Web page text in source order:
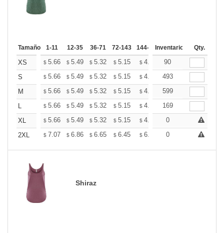
Tamaño 1-11 12-35 36-71 72-143 144-287 288 + Mas
Inventario Qty.
XS $ 5.66 $ 5.49 $ 5.32 $ 5.15 $ 4.99 $4.90
90
S
$ 5.66 $ 5.49 $ 5.32 $ 5.15 $ 4.99 $4.90
493
M
$ 5.66 $ 5.49 $ 5.32 $ 5.15 $ 4.99 $4.90
599
L
$ 5.66 $ 5.49 $ 5.32 $ 5.15 $ 4.99 $4.90
169
XL
$ 5.66 $ 5.49 $ 5.32 $ 5.15 $ 4.99 $ +
0
2XL
$ 7.07 $ 6.86 $ 6.65 $ 6.45 $ 6.24 $ +
0
Shiraz